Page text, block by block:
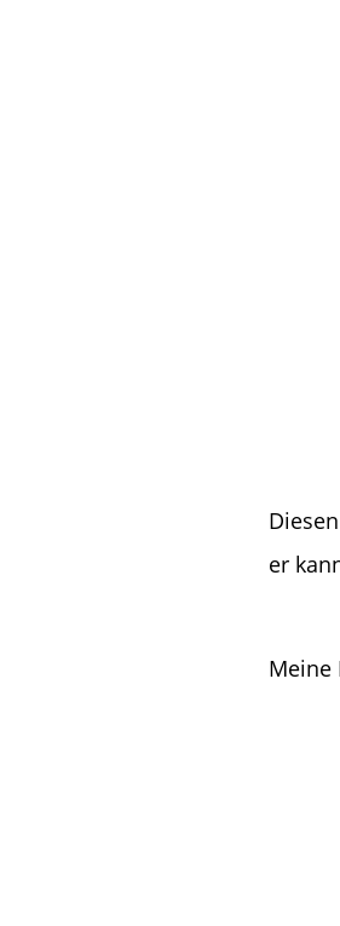
er
Meine